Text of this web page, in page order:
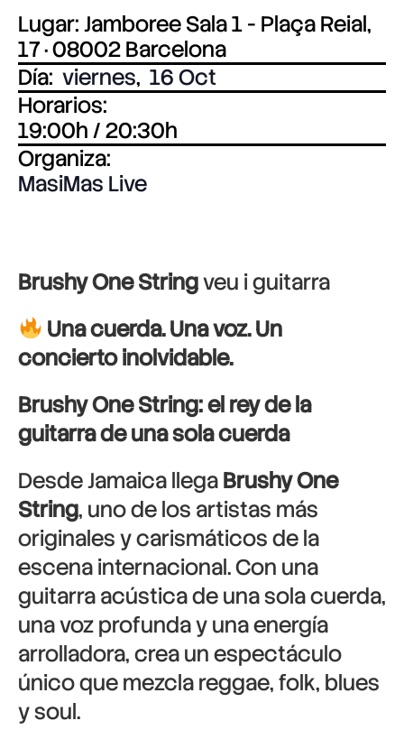
Lugar: Jamboree Sala 1 - Plaça Reial,
17 · 08002 Barcelona
Día: viernes, 16 Oct
Horarios:
19:00h / 20:30h
Organiza:
MasiMas Live
Brushy One Stringveu i guitarra
Una cuerda. Una voz. Un
concierto inolvidable.
Brushy One String: el rey de la
guitarra de una sola cuerda
Desde Jamaica llegaBrushy One
String, uno de los artistas más
originales y carismáticos de la
escena internacional. Con una
guitarra acústica de una sola cuerda,
una voz profunda y una energía
arrolladora, crea un espectáculo
único que mezcla reggae, folk, blues
y soul.